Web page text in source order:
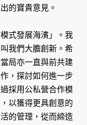
的寶貴意見。
式發展海濱」。我
我們大膽創新。希
局亦一直與前共建
，探討如何進一步
採用公私營合作模
以獲得更具創意的
的管理，從而締造